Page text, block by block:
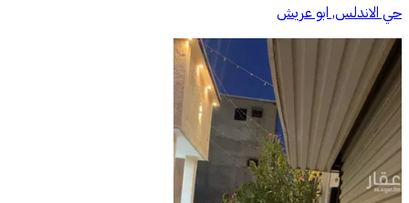
حي الاندلس, ابو عريش